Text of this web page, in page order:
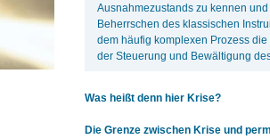
Ausnahmezustands zu kennen
Beherrschen des klassischen
dem häufig komplexen Prozess
der Steuerung und Bewältigung
Was heißt denn hier Krise?
Die Grenze zwischen Krise und